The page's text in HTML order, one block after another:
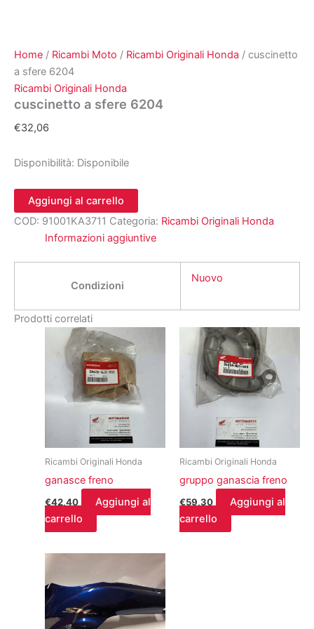
Home / Ricambi Moto / Ricambi Originali Honda / cuscinetto
a sfere 6204
Ricambi Originali Honda
cuscinetto a sfere 6204
€32,06
Disponibilità: Disponibile
cuscinetto
a
sfere
Aggiungi al carrello
COD: 91001KA3711 Categoria: Ricambi Originali Honda
Informazioni aggiuntive
Condizioni
Nuovo
Prodotti correlati
Ricambi Originali Honda
ganasce freno
€42,40
Aggiungi al
carrello
Ricambi Originali Honda
gruppo ganascia freno
€59,30
Aggiungi al
carrello